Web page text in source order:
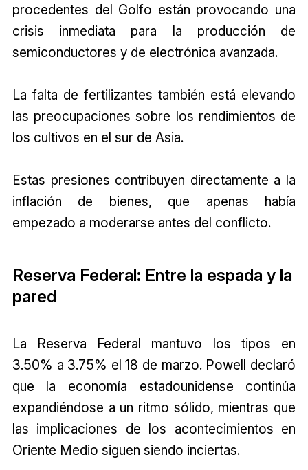
procedentes del Golfo están provocando una
crisis inmediata para la producción de
semiconductores y de electrónica avanzada.
La falta de fertilizantes también está elevando
las preocupaciones sobre los rendimientos de
los cultivos en el sur de Asia.
Estas presiones contribuyen directamente a la
inflación de bienes, que apenas había
empezado a moderarse antes del conflicto.
Reserva Federal: Entre la espada y la
pared
La Reserva Federal mantuvo los tipos en
3.50% a 3.75% el 18 de marzo. Powell declaró
que la economía estadounidense continúa
expandiéndose a un ritmo sólido, mientras que
las implicaciones de los acontecimientos en
Oriente Medio siguen siendo inciertas.